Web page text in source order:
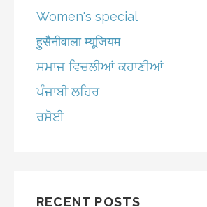
Women's special
हुसैनीवाला म्यूजियम
ਸਮਾਜ ਵਿਚਲੀਆਂ ਕਹਾਣੀਆਂ
ਪੰਜਾਬੀ ਲਹਿਰ
ਰਸੋਈ
RECENT POSTS